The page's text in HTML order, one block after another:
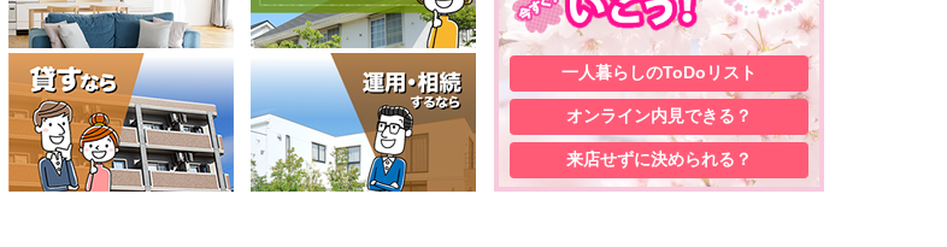
一人暮らしのToDoリスト
オンライン内見できる？
来店せずに決められる？